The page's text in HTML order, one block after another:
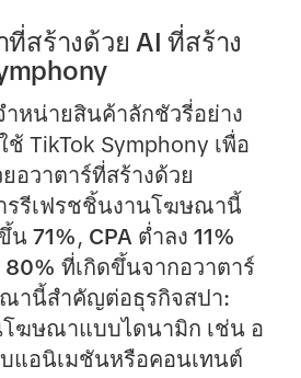
สร้างด้วย AI ที่สร้าง
หน่ายสินค้าลักชัวรี่อย่าง
ช้ TikTok Symphony เพื่อ
อวาตาร์ที่สร้างด้วย
รรีเฟรชชิ้นงานโฆษณานี้
น 71%, CPA ต่ำลง 11%
ที่เกิดขึ้นจากอวาตาร์
านี้สำคัญต่อธุรกิจสปา:
ฆษณาแบบไดนามิก เช่น อ
แอนิเมชันหรือคอนเทนต์